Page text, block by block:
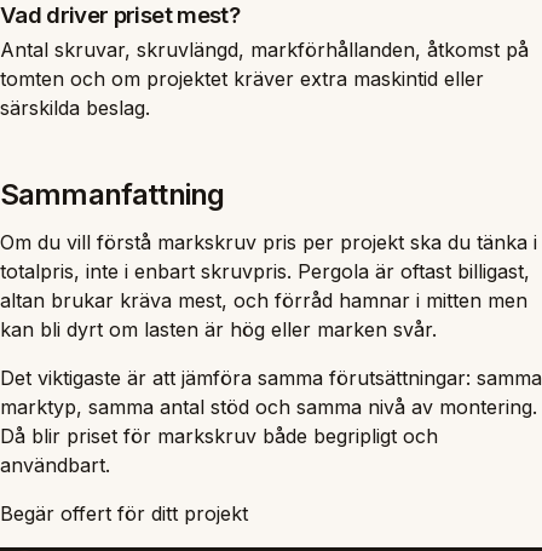
Vad driver priset mest?
Antal skruvar, skruvlängd, markförhållanden, åtkomst på
tomten och om projektet kräver extra maskintid eller
särskilda beslag.
Sammanfattning
Om du vill förstå markskruv pris per projekt ska du tänka i
totalpris, inte i enbart skruvpris. Pergola är oftast billigast,
altan brukar kräva mest, och förråd hamnar i mitten men
kan bli dyrt om lasten är hög eller marken svår.
Det viktigaste är att jämföra samma förutsättningar: samma
marktyp, samma antal stöd och samma nivå av montering.
Då blir priset för markskruv både begripligt och
användbart.
Begär offert för ditt projekt